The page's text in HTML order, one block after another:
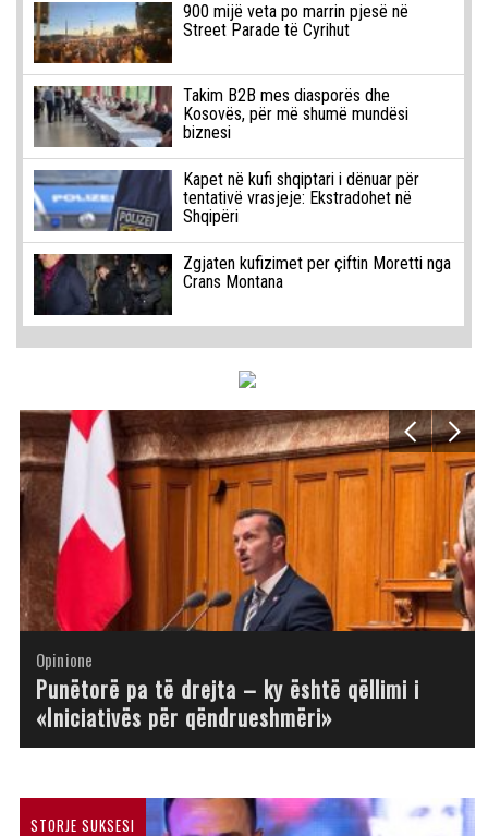
900 mijë veta po marrin pjesë në
Street Parade të Cyrihut
Takim B2B mes diasporës dhe
Kosovës, për më shumë mundësi
biznesi
Kapet në kufi shqiptari i dënuar për
tentativë vrasjeje: Ekstradohet në
Shqipëri
Zgjaten kufizimet per çiftin Moretti nga
Crans Montana
Opinione
Opinione
Punëtorë pa të drejta – ky është qëllimi i
«Iniciativës për qëndrueshmëri»
Opinione
Opinione
Opinione
Opinione
Opinione
Opinione
STORJE SUKSESI